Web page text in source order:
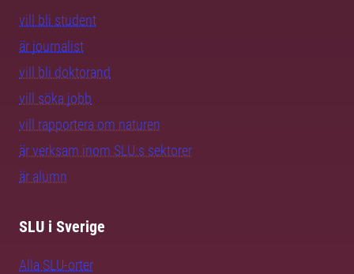
vill bli student
är journalist
vill bli doktorand
vill söka jobb
vill rapportera om naturen
är verksam inom SLU:s sektorer
är alumn
SLU i Sverige
Alla SLU-orter